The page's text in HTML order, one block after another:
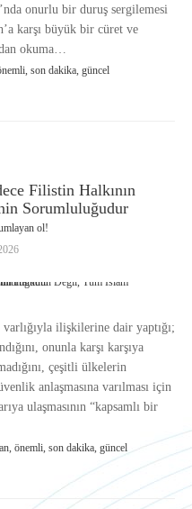
onurlu bir duruş sergilemesi
karşı büyük bir cüret ve
okuma…
son dakika, güncel
Filistin Halkının
Sorumluluğudur
ol!
ilişkilerine dair yaptığı;
onunla karşı karşıya
çeşitli ülkelerin
anlaşmasına varılması için
ulaşmasının “kapsamlı bir
önemli, son dakika, güncel